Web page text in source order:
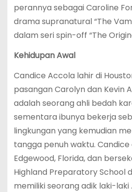
perannya sebagai Caroline
drama supranatural “The
dalam seri spin-off “The
Kehidupan Awal
Candice Accola lahir di
pasangan Carolyn dan Kevin
adalah seorang ahli bedah
sementara ibunya bekerja
lingkungan yang kemudian
tangga penuh waktu.
Edgewood, Florida, dan
Highland Preparatory School
memiliki seorang adik laki-laki .